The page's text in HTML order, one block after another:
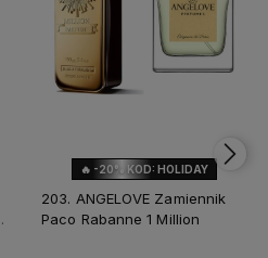
🔥 -20% KOD: HOLIDAY
203. ANGELOVE Zamiennik
Paco Rabanne 1 Million